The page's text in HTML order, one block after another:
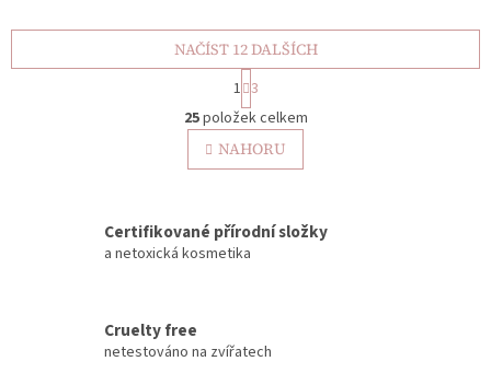
cedrového dřeva a pižma
dlouhotrvající výdrž Svěží,...
O
v
l
á
c
í
y
NAČÍST 12 DALŠÍCH
S
t
r
á
n
k
á
n
í
1 3
25položek celkem
NAHORU
Certifikované přírodní složky
a netoxická kosmetika
Cruelty free
netestováno na zvířatech